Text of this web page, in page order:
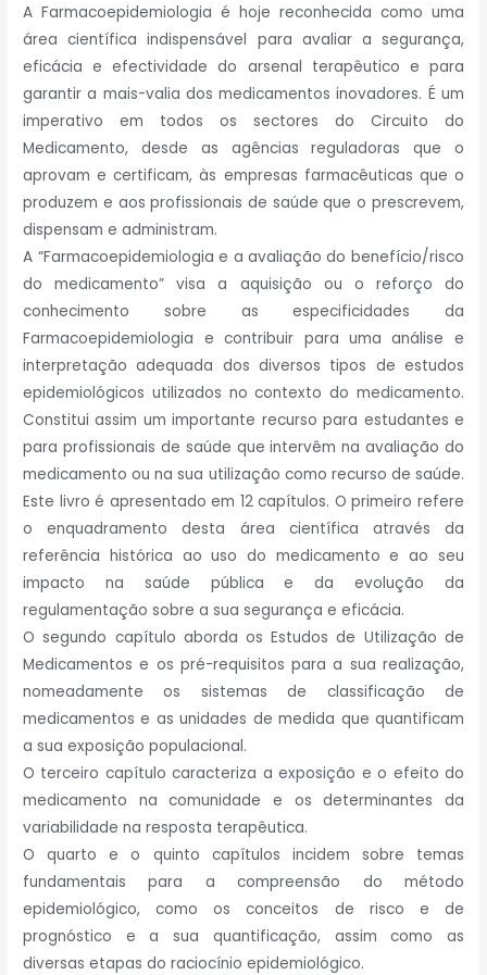
A Farmacoepidemiologia é hoje reconhecida como uma
área científica indispensável para avaliar a segurança,
eficácia e efectividade do arsenal terapêutico e para
garantir a mais-valia dos medicamentos inovadores. É um
imperativo em todos os sectores do Circuito do
Medicamento, desde as agências reguladoras que o
aprovam e certificam, às empresas farmacêuticas que o
produzem e aos profissionais de saúde que o prescrevem,
dispensam e administram.
A “Farmacoepidemiologia e a avaliação do benefício/risco
do medicamento” visa a aquisição ou o reforço do
conhecimento sobre as especificidades da
Farmacoepidemiologia e contribuir para uma análise e
interpretação adequada dos diversos tipos de estudos
epidemiológicos utilizados no contexto do medicamento.
Constitui assim um importante recurso para estudantes e
para profissionais de saúde que intervêm na avaliação do
medicamento ou na sua utilização como recurso de saúde.
Este livro é apresentado em 12 capítulos. O primeiro refere
o enquadramento desta área científica através da
referência histórica ao uso do medicamento e ao seu
impacto na saúde pública e da evolução da
regulamentação sobre a sua segurança e eficácia.
O segundo capítulo aborda os Estudos de Utilização de
Medicamentos e os pré-requisitos para a sua realização,
nomeadamente os sistemas de classificação de
medicamentos e as unidades de medida que quantificam
a sua exposição populacional.
O terceiro capítulo caracteriza a exposição e o efeito do
medicamento na comunidade e os determinantes da
variabilidade na resposta terapêutica.
O quarto e o quinto capítulos incidem sobre temas
fundamentais para a compreensão do método
epidemiológico, como os conceitos de risco e de
prognóstico e a sua quantificação, assim como as
diversas etapas do raciocínio epidemiológico.